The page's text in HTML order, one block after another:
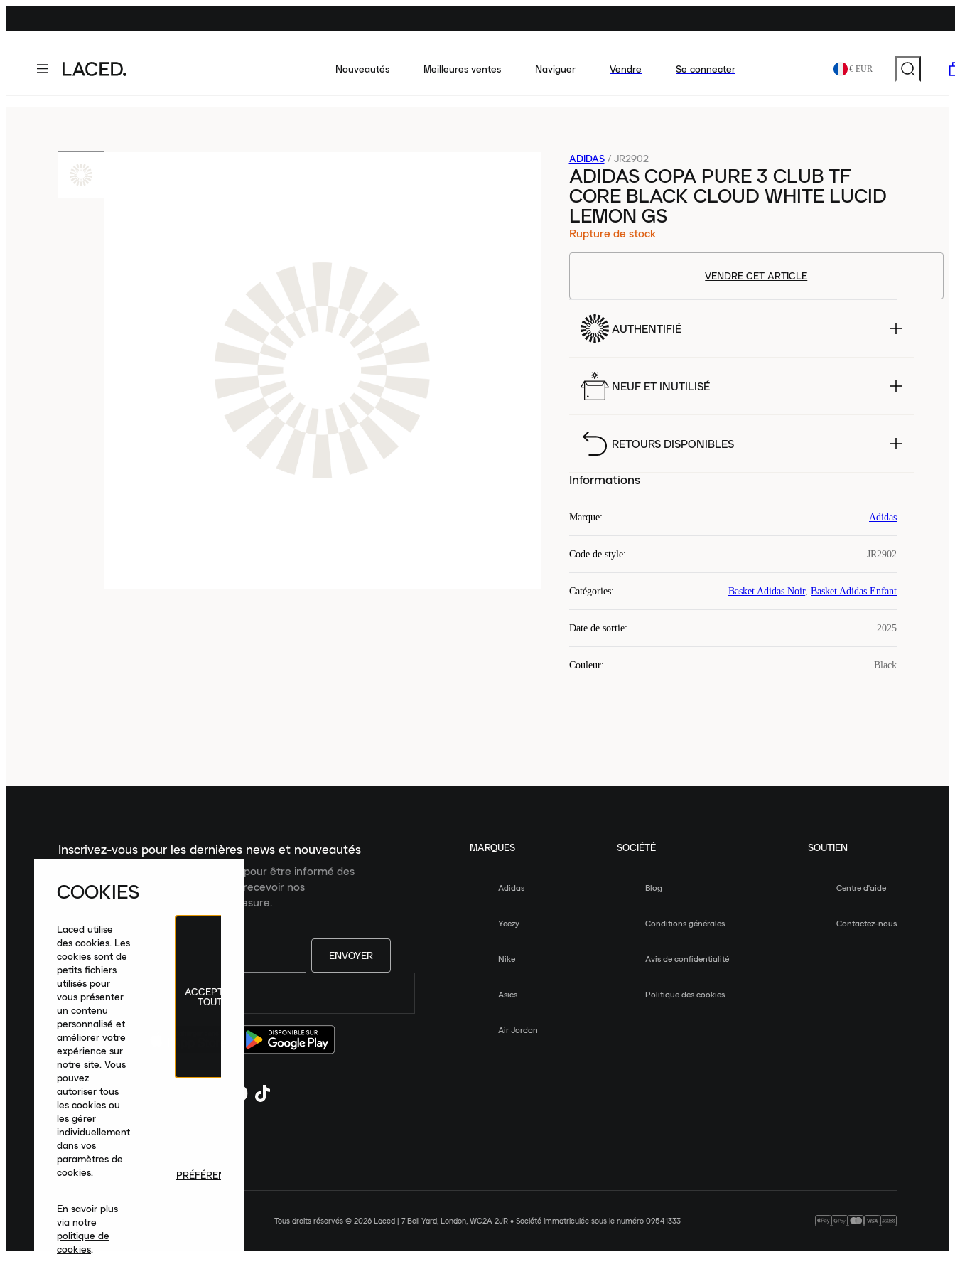
Nouveautés Meilleures ventes Naviguer Vendre Se connecter € EUR
ADIDAS / JR2902
ADIDAS COPA PURE 3 CLUB TF
CORE BLACK CLOUD WHITE LUCID
LEMON GS
Rupture de stock
VENDRE CET ARTICLE
AUTHENTIFIÉ
NEUF ET INUTILISÉ
RETOURS DISPONIBLES
Informations
Marque: Adidas
Code de style: JR2902
Catégories: Basket Adidas Noir, Basket Adidas Enfant
Date de sortie: 2025
Couleur: Black
Inscrivez-vous pour les dernières news et nouveautés
Inscrivez-vous à la newsletter Laced pour être informé des
dernières nouveautés, collections et recevoir nos
recommandations de produits sur mesure.
ENVOYER
France|Français
MARQUES
Adidas
Yeezy
Nike
Asics
Air Jordan
SOCIÉTÉ
Blog
Conditions générales
Avis de confidentialité
Politique des cookies
SOUTIEN
Centre d'aide
Contactez-nous
Tous droits réservés © 2026 Laced | 7 Bell Yard, London, WC2A 2JR • Société immatriculée sous le numéro 09541333
COOKIES
Laced utilise
des cookies. Les
cookies sont de
petits fichiers
utilisés pour
vous présenter
un contenu
personnalisé et
améliorer votre
expérience sur
notre site. Vous
pouvez
autoriser tous
les cookies ou
les gérer
individuellement
dans vos
paramètres de
cookies.
En savoir plus
via notre
politique de
cookies.
ACCEPTER
TOUT
PRÉFÉRENCES